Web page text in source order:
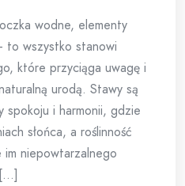
wodne, elementy
to wszystko stanowi
które przyciąga uwagę i
urodą. Stawy są
spokoju i harmonii, gdzie
słońca, a roślinność
niepowtarzalnego